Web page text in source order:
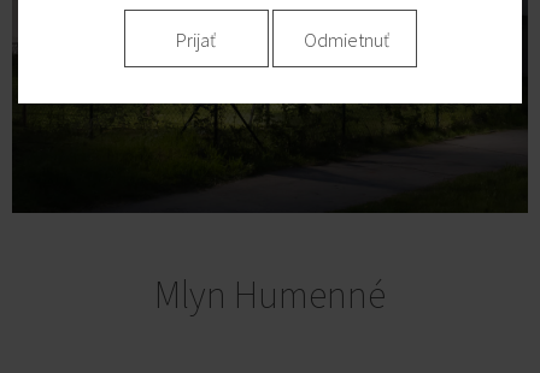
Mlyn Humenné
Prijať Odmietnuť